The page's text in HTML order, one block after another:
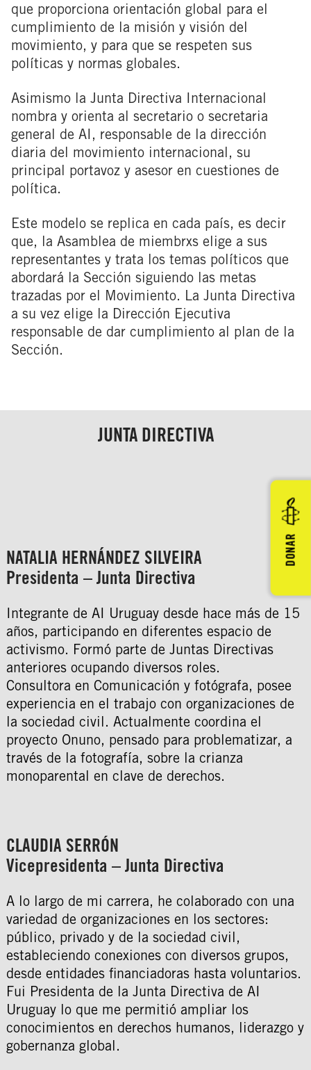
que proporciona orientación global para el
cumplimiento de la misión y visión del
movimiento, y para que se respeten sus
políticas y normas globales.
Asimismo la Junta Directiva Internacional
nombra y orienta al secretario o secretaria
general de AI, responsable de la dirección
diaria del movimiento internacional, su
principal portavoz y asesor en cuestiones de
política.
Este modelo se replica en cada país, es decir
que, la Asamblea de miembrxs elige a sus
representantes y trata los temas políticos que
abordará la Sección siguiendo las metas
trazadas por el Movimiento. La Junta Directiva
a su vez elige la Dirección Ejecutiva
responsable de dar cumplimiento al plan de la
Sección.
JUNTA DIRECTIVA
NATALIA HERNÁNDEZ SILVEIRA
Presidenta – Junta Directiva
Integrante de AI Uruguay desde hace más de 15
años, participando en diferentes espacio de
activismo. Formó parte de Juntas Directivas
anteriores ocupando diversos roles.
Consultora en Comunicación y fotógrafa, posee
experiencia en el trabajo con organizaciones de
la sociedad civil. Actualmente coordina el
proyecto Onuno, pensado para problematizar, a
través de la fotografía, sobre la crianza
monoparental en clave de derechos.
CLAUDIA SERRÓN
Vicepresidenta – Junta Directiva
A lo largo de mi carrera, he colaborado con una
variedad de organizaciones en los sectores:
público, privado y de la sociedad civil,
estableciendo conexiones con diversos grupos,
desde entidades financiadoras hasta voluntarios.
Fui Presidenta de la Junta Directiva de AI
Uruguay lo que me permitió ampliar los
conocimientos en derechos humanos, liderazgo y
gobernanza global.
DONAR